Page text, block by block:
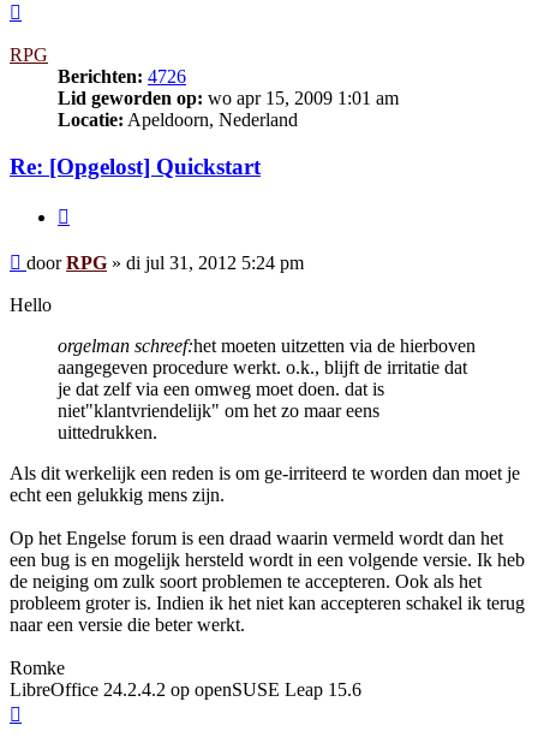
RPG
Berichten: 4726
Lid geworden op: wo apr 15, 2009 1:01 am
Locatie: Apeldoorn, Nederland
Re: [Opgelost] Quickstart
Bericht
doorRPG » di jul 31, 2012 5:24 pm
Hello
orgelman schreef:het moeten uitzetten via de hierboven
aangegeven procedure werkt. o.k., blijft de irritatie dat
je dat zelf via een omweg moet doen. dat is
niet"klantvriendelijk" om het zo maar eens
uittedrukken.
Als dit werkelijk een reden is om ge-irriteerd te worden dan moet je
echt een gelukkig mens zijn.
Op het Engelse forum is een draad waarin vermeld wordt dan het
een bug is en mogelijk hersteld wordt in een volgende versie. Ik heb
de neiging om zulk soort problemen te accepteren. Ook als het
probleem groter is. Indien ik het niet kan accepteren schakel ik terug
naar een versie die beter werkt.
Romke
LibreOffice 24.2.4.2 op openSUSE Leap 15.6